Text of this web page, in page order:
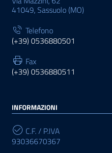
41049, Sassuolo (MO)
Telefono
(+39) 0536880501
Fax
(+39) 0536880511
INFORMAZIONI
C.F. / P.IVA
93036670367